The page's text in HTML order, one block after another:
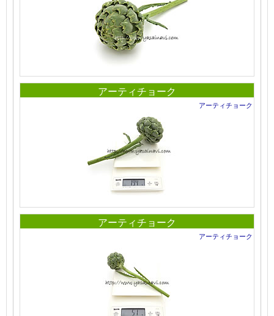
アーティチョーク
アーティチョーク
アーティチョーク
アーティチョーク